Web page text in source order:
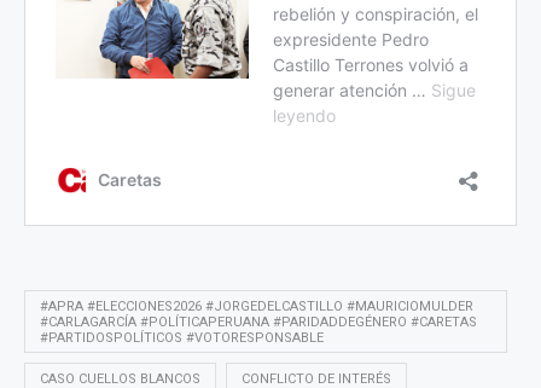
#APRA #ELECCIONES2026 #JORGEDELCASTILLO #MAURICIOMULDER
#CARLAGARCÍA #POLÍTICAPERUANA #PARIDADDEGÉNERO #CARETAS
#PARTIDOSPOLÍTICOS #VOTORESPONSABLE
CASO CUELLOS BLANCOS CONFLICTO DE INTERÉS